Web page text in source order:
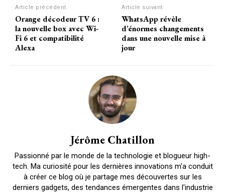
Article précédent
Orange décodeur TV 6 :
la nouvelle box avec Wi-
Fi 6 et compatibilité
Alexa
Article suivant
WhatsApp révèle
d’énormes changements
dans une nouvelle mise à
jour
Jérôme Chatillon
Passionné par le monde de la technologie et blogueur high-
tech. Ma curiosité pour les dernières innovations m'a conduit
à créer ce blog où je partage mes découvertes sur les
derniers gadgets, des tendances émergentes dans l'industrie